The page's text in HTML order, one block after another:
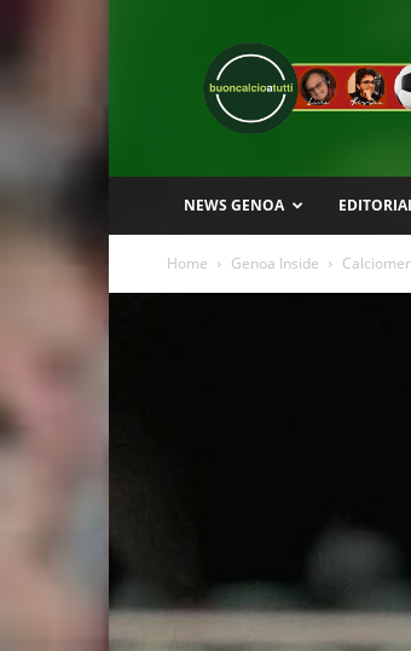
Buon
Calcio
a
Tutti
NEWS GENOA
Home Genoa Inside